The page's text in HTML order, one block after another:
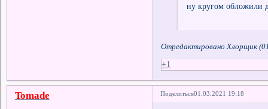
ну кругом
Отредактировано Хлорщик
+1
Поделиться01.03.2021 19:18
Tomade